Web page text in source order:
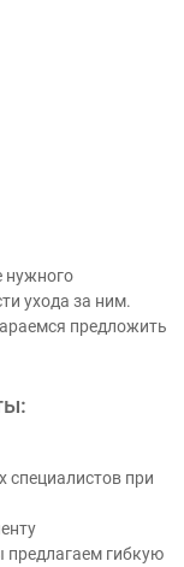
нужного
ухода за ним.
предложить
специалистов при
гибкую